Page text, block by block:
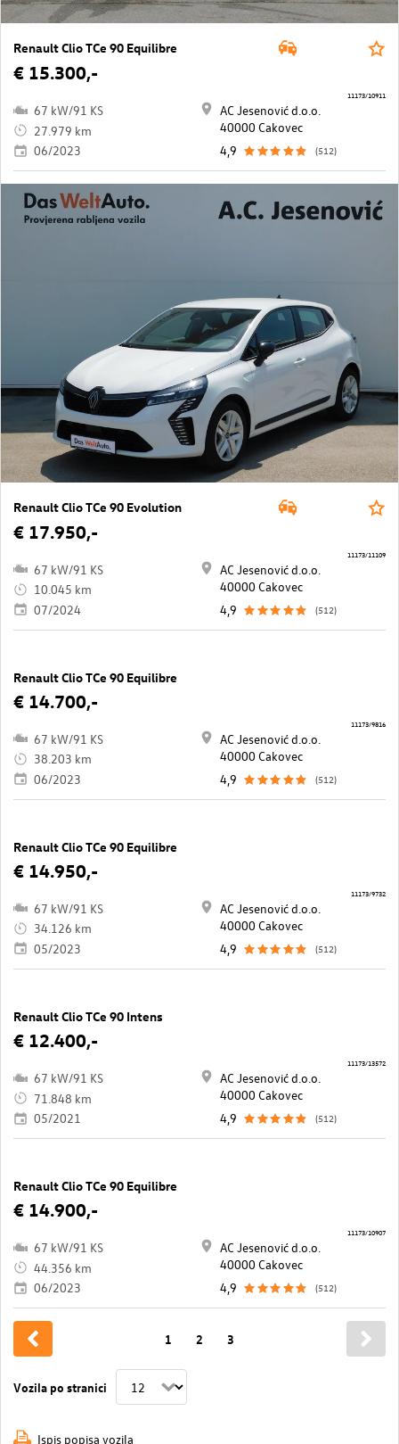
Renault Clio TCe 90 Equilibre
€ 15.300,-
67 kW/91 KS
27.979 km
06/2023
AC Jesenović d.o.o.
40000 Cakovec
4,9
(512)
11173/10911
Renault Clio TCe 90 Evolution
€ 17.950,-
67 kW/91 KS
10.045 km
07/2024
AC Jesenović d.o.o.
40000 Cakovec
4,9
(512)
11173/11109
Renault Clio TCe 90 Equilibre
€ 14.700,-
67 kW/91 KS
38.203 km
06/2023
AC Jesenović d.o.o.
40000 Cakovec
4,9
(512)
11173/9816
Renault Clio TCe 90 Equilibre
€ 14.950,-
67 kW/91 KS
34.126 km
05/2023
AC Jesenović d.o.o.
40000 Cakovec
4,9
(512)
11173/9732
Renault Clio TCe 90 Intens
€ 12.400,-
67 kW/91 KS
71.848 km
05/2021
AC Jesenović d.o.o.
40000 Cakovec
4,9
(512)
11173/13572
Renault Clio TCe 90 Equilibre
€ 14.900,-
67 kW/91 KS
44.356 km
06/2023
AC Jesenović d.o.o.
40000 Cakovec
4,9
(512)
11173/10907
Vozila po stranici
1 2 3
Ispis popisa vozila